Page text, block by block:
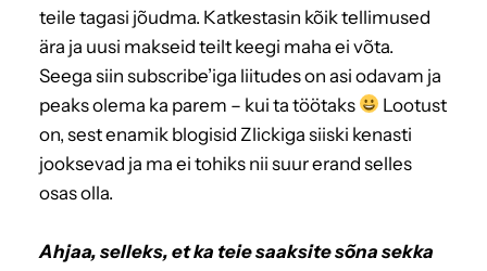
teile tagasi jõudma. Katkestasin kõik tellimused
ära ja uusi makseid teilt keegi maha ei võta.
Seega siin subscribe’iga liitudes on asi odavam ja
peaks olema ka parem – kui ta töötaks
Lootust
on, sest enamik blogisid Zlickiga siiski kenasti
jooksevad ja ma ei tohiks nii suur erand selles
osas olla.
Ahjaa, selleks, et ka teie saaksite sõna sekka